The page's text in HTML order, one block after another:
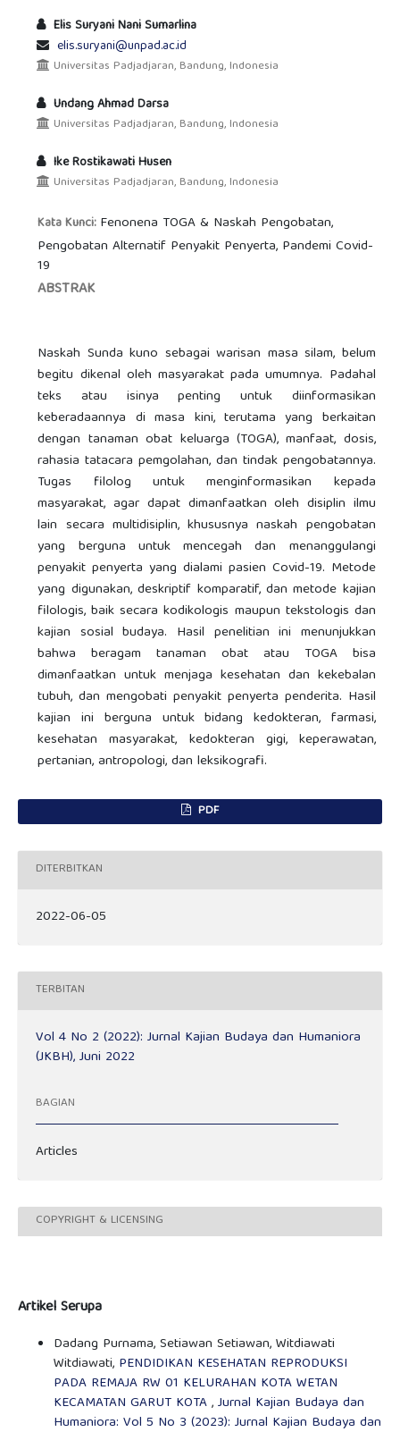
Elis Suryani Nani Sumarlina
elis.suryani@unpad.ac.id
Universitas Padjadjaran, Bandung, Indonesia
Undang Ahmad Darsa
Universitas Padjadjaran, Bandung, Indonesia
Ike Rostikawati Husen
Universitas Padjadjaran, Bandung, Indonesia
Kata Kunci: Fenonena TOGA & Naskah Pengobatan,
Pengobatan Alternatif Penyakit Penyerta, Pandemi Covid-
19
ABSTRAK
Naskah Sunda kuno sebagai warisan masa silam, belum
begitu dikenal oleh masyarakat pada umumnya. Padahal
teks atau isinya penting untuk diinformasikan
keberadaannya di masa kini, terutama yang berkaitan
dengan tanaman obat keluarga (TOGA), manfaat, dosis,
rahasia tatacara pemgolahan, dan tindak pengobatannya.
Tugas filolog untuk menginformasikan kepada
masyarakat, agar dapat dimanfaatkan oleh disiplin ilmu
lain secara multidisiplin, khususnya naskah pengobatan
yang berguna untuk mencegah dan menanggulangi
penyakit penyerta yang dialami pasien Covid-19. Metode
yang digunakan, deskriptif komparatif, dan metode kajian
filologis, baik secara kodikologis maupun tekstologis dan
kajian sosial budaya. Hasil penelitian ini menunjukkan
bahwa beragam tanaman obat atau TOGA bisa
dimanfaatkan untuk menjaga kesehatan dan kekebalan
tubuh, dan mengobati penyakit penyerta penderita. Hasil
kajian ini berguna untuk bidang kedokteran, farmasi,
kesehatan masyarakat, kedokteran gigi, keperawatan,
pertanian, antropologi, dan leksikografi.
PDF
DITERBITKAN
2022-06-05
TERBITAN
Vol 4 No 2 (2022): Jurnal Kajian Budaya dan Humaniora
(JKBH), Juni 2022
BAGIAN
Articles
COPYRIGHT & LICENSING
Artikel Serupa
Dadang Purnama, Setiawan Setiawan, Witdiawati
Witdiawati, PENDIDIKAN KESEHATAN REPRODUKSI
PADA REMAJA RW 01 KELURAHAN KOTA WETAN
KECAMATAN GARUT KOTA,Jurnal Kajian Budaya dan
Humaniora: Vol 5 No 3 (2023): Jurnal Kajian Budaya dan